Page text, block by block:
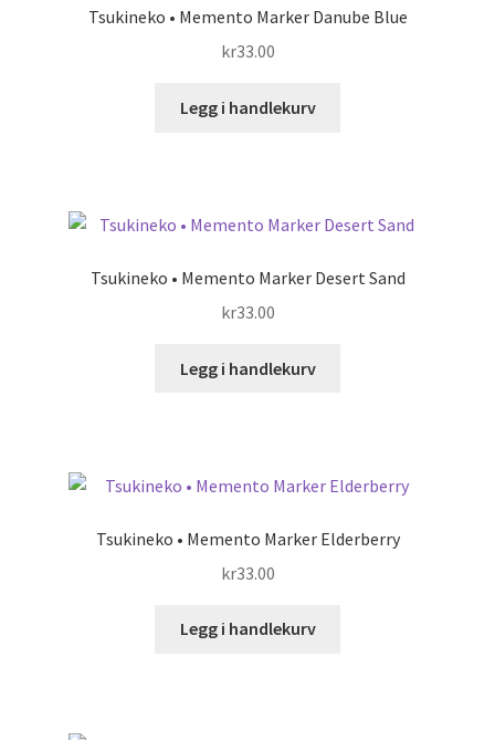
Tsukineko • Memento Marker Danube Blue
kr33.00
Legg i handlekurv
Tsukineko • Memento Marker Desert Sand
kr33.00
Legg i handlekurv
Tsukineko • Memento Marker Elderberry
kr33.00
Legg i handlekurv